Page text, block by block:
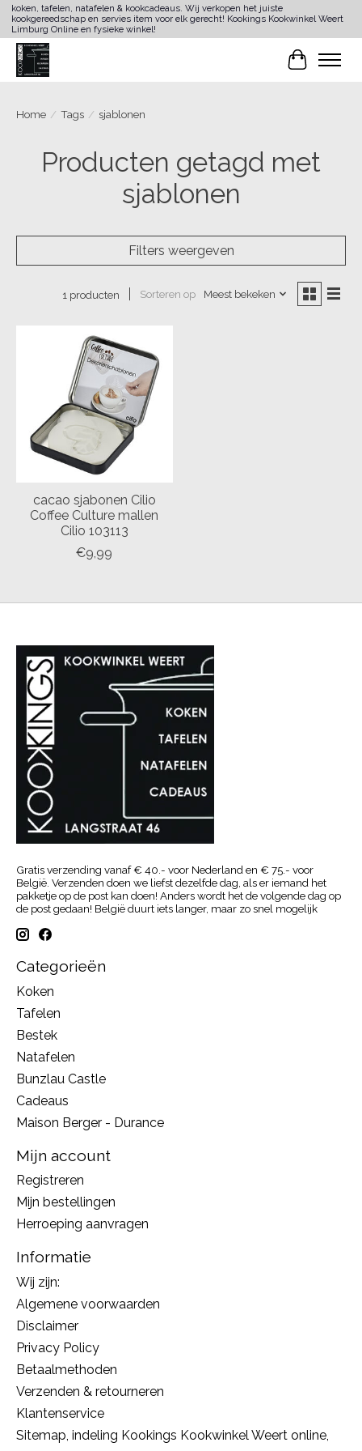
koken, tafelen, natafelen & kookcadeaus. Wij verkopen het juiste
kookgereedschap en servies item voor elk gerecht! Kookings Kookwinkel Weert
Limburg Online en fysieke winkel!
Home / Tags / sjablonen
Producten getagd met
sjablonen
Filters weergeven
1 producten Sorteren op Meest bekeken
cacao sjabonen Cilio
Coffee Culture mallen
Cilio 103113
€9,99
Gratis verzending vanaf € 40.- voor Nederland en € 75.- voor
België. Verzenden doen we liefst dezelfde dag, als er iemand het
pakketje op de post kan doen! Anders wordt het de volgende dag op
de post gedaan! België duurt iets langer, maar zo snel mogelijk
Categorieën
Koken
Tafelen
Bestek
Natafelen
Bunzlau Castle
Cadeaus
Maison Berger - Durance
Mijn account
Registreren
Mijn bestellingen
Herroeping aanvragen
Informatie
Wij zijn:
Algemene voorwaarden
Disclaimer
Privacy Policy
Betaalmethoden
Verzenden & retourneren
Klantenservice
Sitemap, indeling Kookings Kookwinkel Weert online,